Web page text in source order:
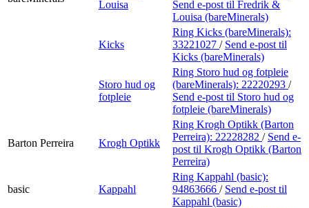
Louisa
Send e-post til Fredrik &
Louisa (bareMinerals)
Kicks
Ring Kicks (bareMinerals):
33221027 / Send e-post til
Kicks (bareMinerals)
Storo hud og
fotpleie
Ring Storo hud og fotpleie
(bareMinerals): 22220293 /
Send e-post til Storo hud og
fotpleie (bareMinerals)
Barton Perreira Krogh Optikk
Ring Krogh Optikk (Barton
Perreira): 22228282 / Send e-
post til Krogh Optikk (Barton
Perreira)
basic Kappahl
Ring Kappahl (basic):
94863666 / Send e-post til
Kappahl (basic)